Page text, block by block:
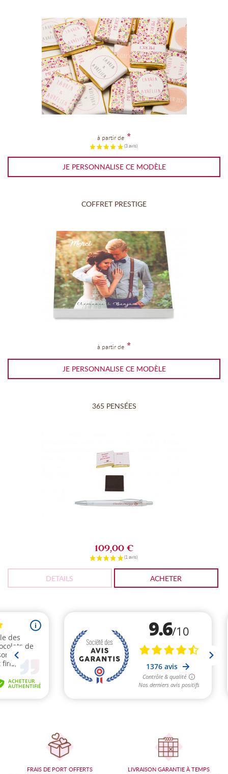
à partir de *
JE PERSONNALISE CE MODÈLE
COFFRET PRESTIGE
à partir de *
JE PERSONNALISE CE MODÈLE
365 PENSÉES
109,00 €
DETAILS ACHETER
FRAIS DE PORT OFFERTS
LIVRAISON GARANTIE À TEMPS